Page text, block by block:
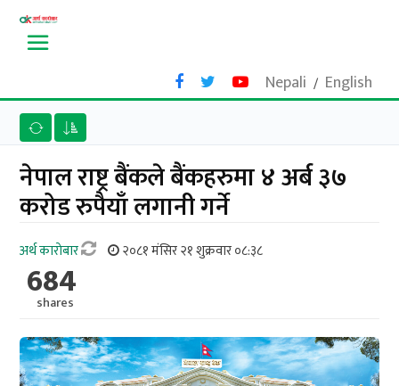
Nepali / English
नेपाल राष्ट्र बैंकले बैंकहरुमा ४ अर्ब ३७
करोड रुपैयाँ लगानी गर्ने
अर्थ काराेबार २०८१ मंसिर २१ शुक्रवार ०८:३८
684
shares